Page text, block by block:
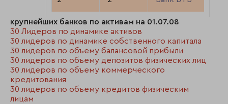
3 3
4 6 Россельхозбанк
5 4 Банк Москвы
6 5 Альфа-банк
крупнейших банков по активам на 01.07.08
30 Лидеров по динамике активов
30 лидеров по динамике собственного капитала
30 лидеров по объему балансовой прибыли
30 лидеров по объему депозитов физических лиц
30 лидеров по объему коммерческого
кредитования
30 лидеров по объему кредитов физическим
лицам